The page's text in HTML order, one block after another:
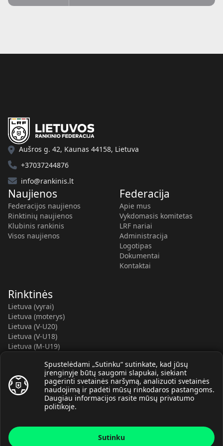
Spustelėdami „Sutinku“ sutinkate, kad jūsų
įrenginyje būtų saugomi slapukai, siekiant
pagerinti svetainės naršymą, analizuoti svetainės
naudojimą ir padėti mūsų rinkodaros pastangoms.
Daugiau informacijos rasite mūsų privatumo
politikoje.
Sutinku
Aušros g. 42, Kaunas 44158, Lietuva
+37037244876
info@rankinis.lt
Naujienos
Federacijos naujienos
Rinktinių naujienos
Klubinis rankinis
Visos naujienos
Federacija
Apie mus
Vykdomasis komitetas
LRF nariai
Administracija
Logotipas
Dokumentai
Kontaktai
Rinktinės
Lietuva (vyrai)
Lietuva (moterys)
Lietuva (V-U20)
Lietuva (V-U18)
Lietuva (M-U19)
Lietuva (M-U16)